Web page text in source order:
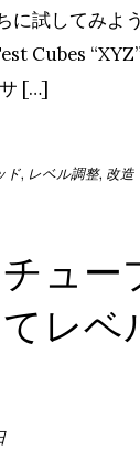
に試してみよ
Cubes
[…]
ド, レベル調整, 改造
ュー
レベ